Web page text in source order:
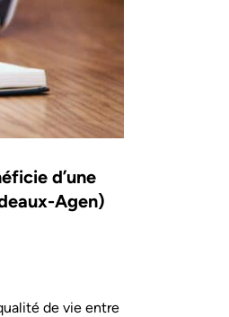
d’une
Agen)
de vie entre